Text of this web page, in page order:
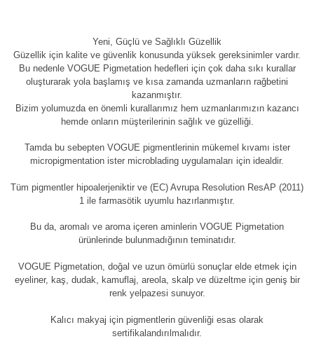
Yeni, Güçlü ve Sağlıklı Güzellik
Güzellik için kalite ve güvenlik konusunda yüksek gereksinimler vardır.
Bu nedenle VOGUE Pigmetation hedefleri için çok daha sıkı kurallar
oluşturarak yola başlamış ve kısa zamanda uzmanların rağbetini
kazanmıştır.
Bizim yolumuzda en önemli kurallarımız hem uzmanlarımızın kazancı
hemde onların müşterilerinin sağlık ve güzelliği.
Tamda bu sebepten VOGUE pigmentlerinin mükemel kıvamı ister
micropigmentation ister microblading uygulamaları için idealdir.
Tüm pigmentler hipoalerjeniktir ve (EC) Avrupa Resolution ResAP (2011)
1 ile farmasötik uyumlu hazırlanmıştır.
Bu da, aromalı ve aroma içeren aminlerin VOGUE Pigmetation
ürünlerinde bulunmadığının teminatıdır.
VOGUE Pigmetation, doğal ve uzun ömürlü sonuçlar elde etmek için
eyeliner, kaş, dudak, kamuflaj, areola, skalp ve düzeltme için geniş bir
renk yelpazesi sunuyor.
Kalıcı makyaj için pigmentlerin güvenliği esas olarak
sertifikalandırılmalıdır.